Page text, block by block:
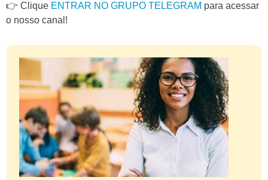
👉 Clique ENTRAR NO GRUPO TELEGRAM para acessar
o nosso canal!